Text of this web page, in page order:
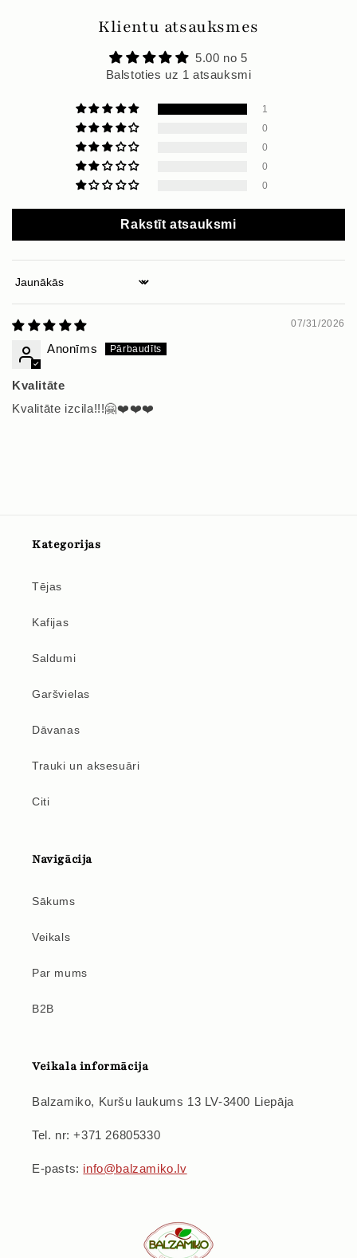
Klientu atsauksmes
5.00 no 5
Balstoties uz 1 atsauksmi
1
0
0
0
0
Rakstīt atsauksmi
Sort by
07/31/2026
Anonīms
Kvalitāte
Kvalitāte izcila!!!🤗❤️❤️❤️
Kategorijas
Tējas
Kafijas
Saldumi
Garšvielas
Dāvanas
Trauki un aksesuāri
Citi
Navigācija
Sākums
Veikals
Par mums
B2B
Veikala informācija
Balzamiko, Kuršu laukums 13 LV-3400 Liepāja
Tel. nr: +371 26805330
E-pasts: info@balzamiko.lv